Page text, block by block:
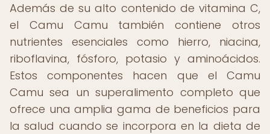
Además de su alto contenido de vitamina C,
el Camu Camu también contiene otros
nutrientes esenciales como hierro, niacina,
riboflavina, fósforo, potasio y aminoácidos.
Estos componentes hacen que el Camu
Camu sea un superalimento completo que
ofrece una amplia gama de beneficios para
la salud cuando se incorpora en la dieta de